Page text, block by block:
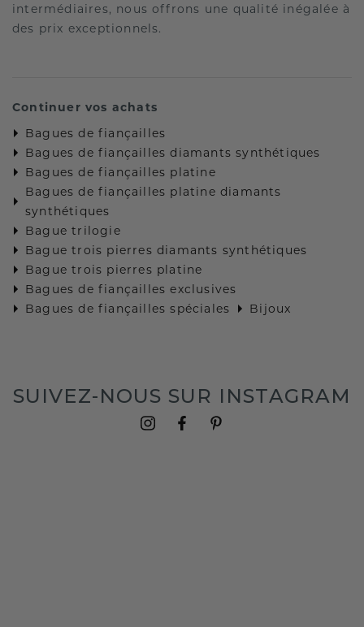
intermédiaires, nous offrons une qualité inégalée à
des prix exceptionnels.
Continuer vos achats
Bagues de fiançailles
Bagues de fiançailles diamants synthétiques
Bagues de fiançailles platine
Bagues de fiançailles platine diamants
synthétiques
Bague trilogie
Bague trois pierres diamants synthétiques
Bague trois pierres platine
Bagues de fiançailles exclusives
Bagues de fiançailles spéciales
Bijoux
SUIVEZ-NOUS SUR INSTAGRAM